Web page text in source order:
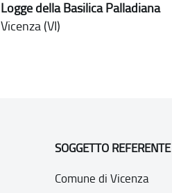
Logge della Basilica Palladiana
Vicenza (VI)
SOGGETTO REFERENTE
Comune di Vicenza